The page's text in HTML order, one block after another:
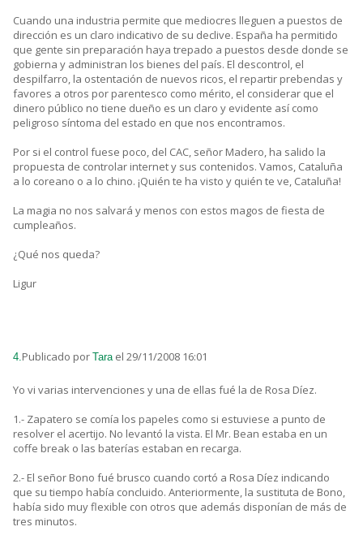
Cuando una industria permite que mediocres lleguen a puestos de
dirección es un claro indicativo de su declive. España ha permitido
que gente sin preparación haya trepado a puestos desde donde se
gobierna y administran los bienes del país. El descontrol, el
despilfarro, la ostentación de nuevos ricos, el repartir prebendas y
favores a otros por parentesco como mérito, el considerar que el
dinero público no tiene dueño es un claro y evidente así como
peligroso síntoma del estado en que nos encontramos.
Por si el control fuese poco, del CAC, señor Madero, ha salido la
propuesta de controlar internet y sus contenidos. Vamos, Cataluña
a lo coreano o a lo chino. ¡Quién te ha visto y quién te ve, Cataluña!
La magia no nos salvará y menos con estos magos de fiesta de
cumpleaños.
¿Qué nos queda?
Ligur
4.Publicado por Tara el 29/11/2008 16:01
Yo vi varias intervenciones y una de ellas fué la de Rosa Díez.
1.- Zapatero se comía los papeles como si estuviese a punto de
resolver el acertijo. No levantó la vista. El Mr. Bean estaba en un
coffe break o las baterías estaban en recarga.
2.- El señor Bono fué brusco cuando cortó a Rosa Díez indicando
que su tiempo había concluido. Anteriormente, la sustituta de Bono,
había sido muy flexible con otros que además disponían de más de
tres minutos.